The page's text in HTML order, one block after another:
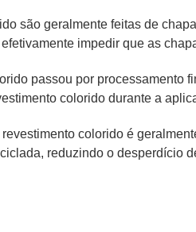
são geralmente feitas de
impedir que as
passou por
colorido durante a
colorido é
reduzindo o desperdício